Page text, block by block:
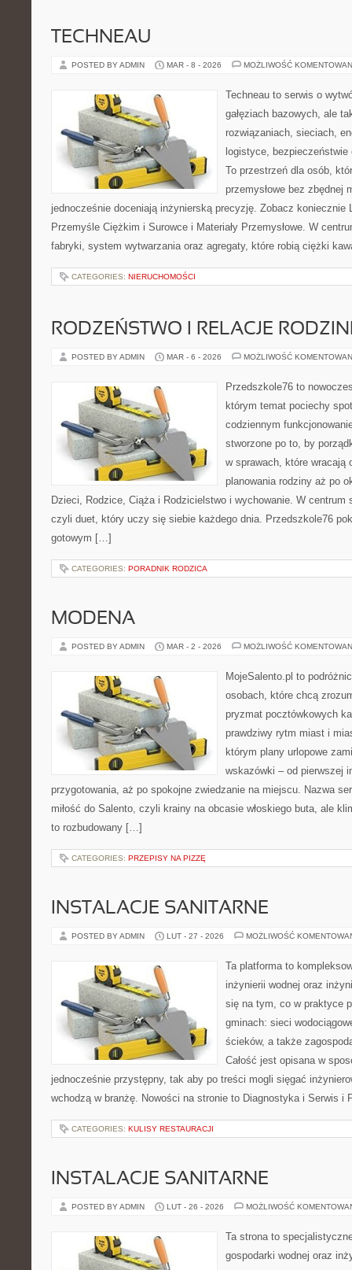
TECHNEAU
POSTED BY ADMIN MAR - 8 - 2026 MOŻLIWOŚĆ
Techneau to serwis o
gałęziach bazowych, ale
rozwiązaniach, sieciach,
logistyce,
To przestrzeń dla osób,
przemysłowe bez zbędnej
jednocześnie doceniają inżynierską precyzję. Zobacz koniecznie
Przemyśle Ciężkim i Surowce i Materiały Przemysłowe. W
fabryki, system wytwarzania oraz agregaty, które robią ciężki
CATEGORIES: NIERUCHOMOŚCI
RODZEŃSTWO I RELACJE
POSTED BY ADMIN MAR - 6 - 2026 MOŻLIWOŚĆ
Przedszkole76 to
którym temat pociechy
codziennym
stworzone po to, by
w sprawach, które wracają
planowania rodziny aż po
Dzieci, Rodzice, Ciąża i Rodzicielstwo i wychowanie. W centrum
czyli duet, który uczy się siebie każdego dnia. Przedszkole76
gotowym […]
CATEGORIES: PORADNIK RODZICA
MODENA
POSTED BY ADMIN MAR - 2 - 2026 MOŻLIWOŚĆ
MojeSalento.pl to
osobach, które chcą
pryzmat pocztówkowych
prawdziwy rytm miast i
którym plany urlopowe
wskazówki – od pierwszej
przygotowania, aż po spokojne zwiedzanie na miejscu. Nazwa
miłość do Salento, czyli krainy na obcasie włoskiego buta, ale
to rozbudowany […]
CATEGORIES: PRZEPISY NA PIZZĘ
INSTALACJE SANITARNE
POSTED BY ADMIN LUT - 27 - 2026 MOŻLIWOŚĆ
Ta platforma to
inżynierii wodnej oraz
się na tym, co w praktyce
gminach: sieci
ścieków, a także
Całość jest opisana w
jednocześnie przystępny, tak aby po treści mogli sięgać
wchodzą w branżę. Nowości na stronie to Diagnostyka i Serwis i
CATEGORIES: KULISY RESTAURACJI
INSTALACJE SANITARNE
POSTED BY ADMIN LUT - 26 - 2026 MOŻLIWOŚĆ
Ta strona to
gospodarki wodnej oraz